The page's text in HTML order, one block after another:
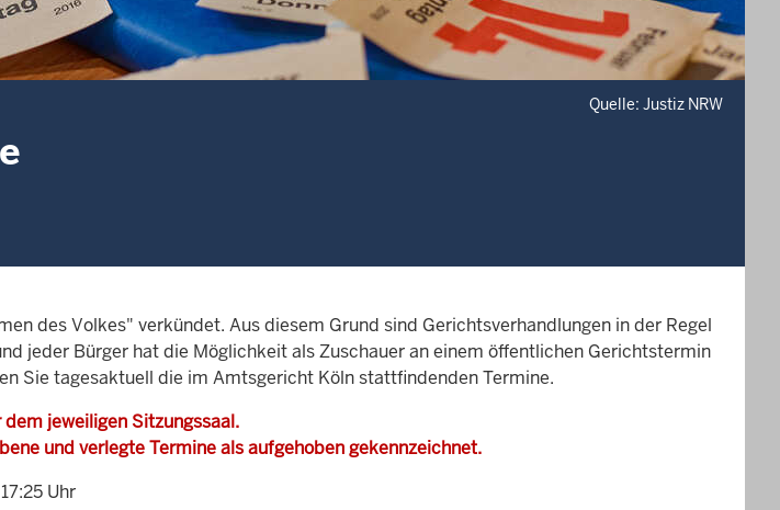
Quelle: Justiz NRW
des Volkes" verkündet. Aus diesem Grund sind Gerichtsverhandlungen in der Regel
jeder Bürger hat die Möglichkeit als Zuschauer an einem öffentlichen Gerichtstermin
Sie tagesaktuell die im Amtsgericht Köln stattfindenden Termine.
jeweiligen Sitzungssaal.
und verlegte Termine als aufgehoben gekennzeichnet.
Uhr